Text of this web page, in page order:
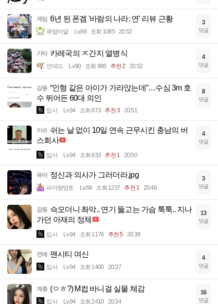
게임 6년 된 폰겜 '바람의 나라: 연' 리뷰 근황
큐땁이알 Lv.88 조회 1085 20:52
3
댓글
기타 카레국의 ㅈ간지 열병식
언데드 Lv.90 조회 986 추천 2 20:52
4
댓글
감동 “인형 같은 아이가 가라앉는데”…수심 3m 호
수 뛰어든 60대 의인
입사 Lv.94 조회 873 추천 3 20:51
8
댓글
이슈 쉬는 날 없이 10일 연속 근무시킨 충남의 버
스회사
입사 Lv.94 조회 633 추천 1 20:50
4
댓글
유머 정신과 의사가 그러더라.jpg
파아랑망토 Lv.68 조회 1237 추천 1 20:46
3
댓글
감동 슥오더니 촤악.. 연기 뚫고는 가슴 툭툭.. 지나
가던 아재의 정체
입사 Lv.94 조회 1176 추천 5 20:39
13
댓글
연예 맨시티 여신
입사 Lv.94 조회 1400 20:37
4
댓글
계층 (ㅇㅎ?) M컵 바니걸 실물 체감
입사 Lv.94 조회 2410 20:34
16
댓글